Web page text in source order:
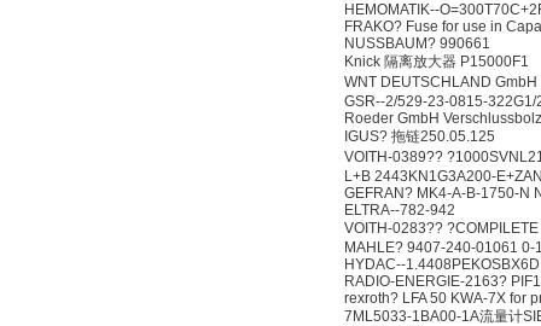
HEMOMATIK--
FRAKO? Fuse for use in
NUSSBAUM? 990661
Knick 隔离放大器 P15000F1
WNT DEUTSCHLAND
GSR--2/529-23-0815-322G1/
Roeder GmbH
IGUS? 拖链250.05.125
VOITH-0389??
L+B 2443KN1G3A200-
GEFRAN? MK4-A-B-1750-N
ELTRA--782-942
VOITH-0283??
MAHLE? 9407-240-01061 0-
HYDAC--
RADIO-ENERGIE-2163?
rexroth? LFA 50 KWA-7X for
7ML5033-1BA00-1A流量计